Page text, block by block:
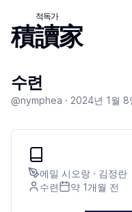
積讀家
적독가
수련
@nymphea · 2024년 1월 8
에밀 시오랑 · 김정란
수련
약 1개월 전